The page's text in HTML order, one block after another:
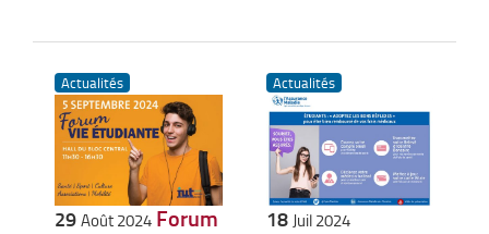
Actualités
29Août 2024 Forum
Actualités
18 Juil 2024